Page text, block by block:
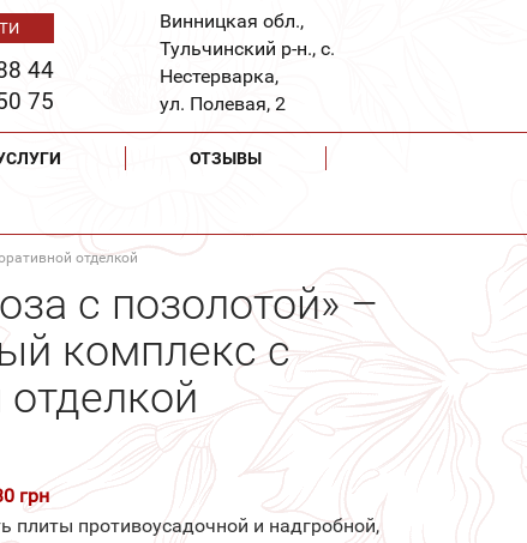
44
75
Винницкая обл.,
Тульчинский р-н., с.
Нестерварка,
ул. Полевая, 2
ОТЗЫВЫ
отделкой
с позолотой» –
комплекс с
грн
плиты противоусадочной и надгробной,